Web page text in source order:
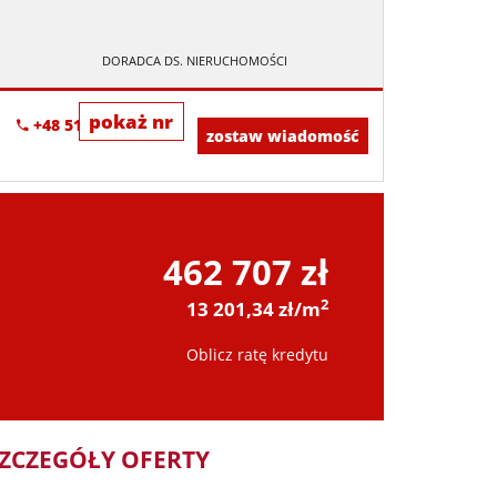
DORADCA DS. NIERUCHOMOŚCI
pokaż nr
+48 518-967-677
zostaw wiadomość
462 707 zł
13 201,34 zł/m2
Oblicz ratę kredytu
OFERTY